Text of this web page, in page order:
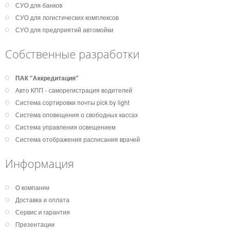
СУО для банков
СУО для логистических комплексов
СУО для предприятий автомойки
Собственные разработки
ПАК "Аккредитация"
Авто КПП - саморегистрация водителей
Система сортировки почты pick by light
Система оповещения о свободных кассах
Система управления освещением
Система отображения расписания врачей
Информация
О компании
Доставка и оплата
Сервис и гарантия
Презентации